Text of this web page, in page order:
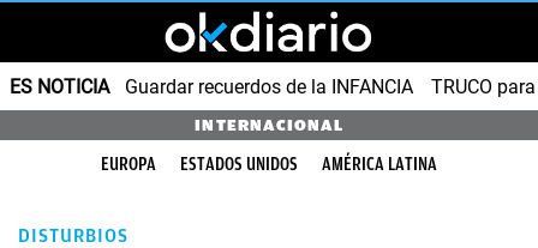
ES NOTICIA Guardar recuerdos de la INFANCIA TRUCO
INTERNACIONAL
EUROPA ESTADOS UNIDOS AMÉRICA LATINA
DISTURBIOS